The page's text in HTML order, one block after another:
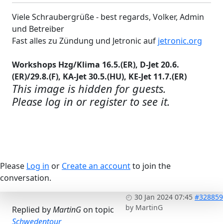
Viele Schraubergrüße - best regards, Volker, Admin
und Betreiber
Fast alles zu Zündung und Jetronic auf jetronic.org
Workshops Hzg/Klima 16.5.(ER), D-Jet 20.6.
(ER)/29.8.(F), KA-Jet 30.5.(HU), KE-Jet 11.7.(ER)
This image is hidden for guests.
Please log in or register to see it.
Please Log in or Create an accountto join the
conversation.
30 Jan 2024 07:45 #328859
by MartinG
Replied byMartinGon topic
Schwedentour